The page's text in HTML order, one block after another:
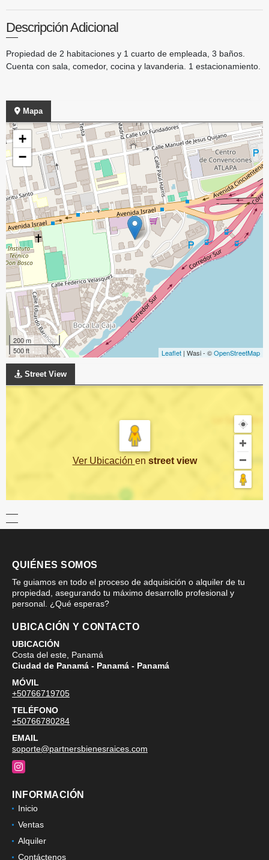
Descripción Adicional
Propiedad de 2 habitaciones y 1 cuarto de empleada, 3 baños.
Cuenta con sala, comedor, cocina y lavanderia. 1 estacionamiento.
Mapa
+
−
200 m
500 ft
Leaflet | Wasi - ©OpenStreetMap
Street View
Ver Ubicación en street view
QUIÉNES SOMOS
Te guiamos en todo el proceso de adquisición o alquiler de tu
propiedad, asegurando tu máximo desarrollo profesional y
personal. ¿Qué esperas?
UBICACIÓN Y CONTACTO
UBICACIÓN
Costa del este, Panamá
Ciudad de Panamá - Panamá - Panamá
MÓVIL
+50766719705
TELÉFONO
+50766780284
EMAIL
soporte@partnersbienesraices.com
Instagram
INFORMACIÓN
Inicio
Ventas
Alquiler
Contáctenos